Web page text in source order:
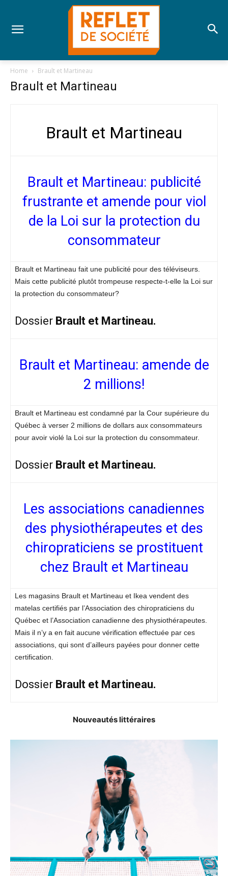
Home Brault et Martineau
Brault et Martineau
Brault et Martineau
Brault et Martineau: publicité
frustrante et amende pour viol
de la Loi sur la protection du
consommateur
Brault et Martineau fait une publicité pour des téléviseurs.
Mais cette publicité plutôt trompeuse respecte-t-elle la Loi sur
la protection du consommateur?
Dossier Brault et Martineau.
Brault et Martineau: amende de
2 millions!
Brault et Martineau est condamné par la Cour supérieure du
Québec à verser 2 millions de dollars aux consommateurs
pour avoir violé la Loi sur la protection du consommateur.
Dossier Brault et Martineau.
Les associations canadiennes
des physiothérapeutes et des
chiropraticiens se prostituent
chez Brault et Martineau
Les magasins Brault et Martineau et Ikea vendent des
matelas certifiés par l’Association des chiropraticiens du
Québec et l’Association canadienne des physiothérapeutes.
Mais il n’y a en fait aucune vérification effectuée par ces
associations, qui sont d’ailleurs payées pour donner cette
certification.
Dossier Brault et Martineau.
Nouveautés littéraires